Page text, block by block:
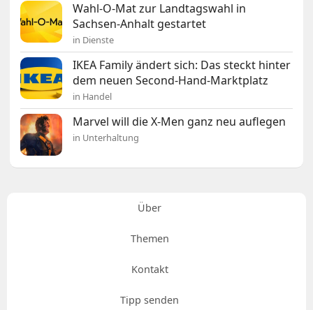
Wahl-O-Mat zur Landtagswahl in
Sachsen-Anhalt gestartet
in Dienste
IKEA Family ändert sich: Das steckt hinter
dem neuen Second-Hand-Marktplatz
in Handel
Marvel will die X-Men ganz neu auflegen
in Unterhaltung
Über
Themen
Kontakt
Tipp senden